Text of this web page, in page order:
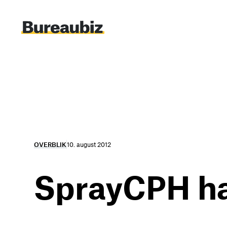
indhold
OVERBLIK10. august 2012
SprayCPH